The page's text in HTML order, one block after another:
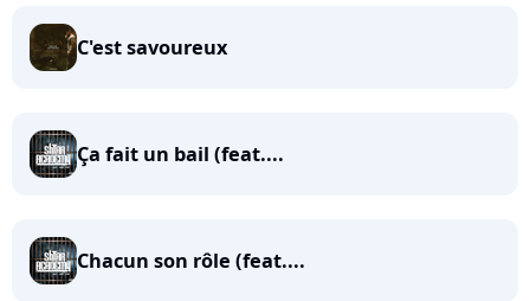
C'est savoureux
Ça fait un bail (feat....
Chacun son rôle (feat....